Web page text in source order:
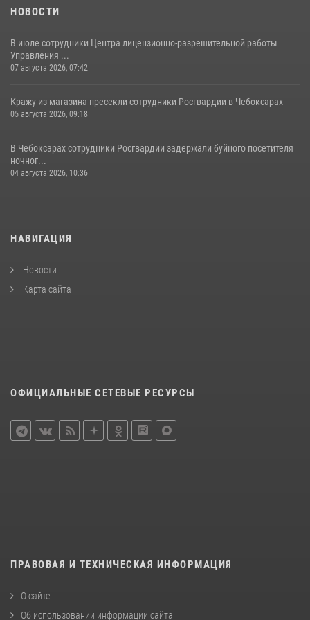
НОВОСТИ
В июле сотрудники Центра лицензионно-разрешительной работы
Управления ...
07 августа 2026, 07:42
Кражу из магазина пресекли сотрудники Росгвардии в Чебоксарах
05 августа 2026, 09:18
В Чебоксарах сотрудники Росгвардии задержали буйного посетителя
ночног...
04 августа 2026, 10:36
НАВИГАЦИЯ
Новости
Карта сайта
ОФИЦИАЛЬНЫЕ СЕТЕВЫЕ РЕСУРСЫ
ПРАВОВАЯ И ТЕХНИЧЕСКАЯ ИНФОРМАЦИЯ
О сайте
Об использовании информации сайта